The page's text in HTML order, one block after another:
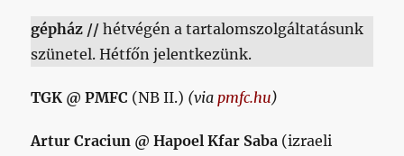
gépház // hétvégén a tartalomszolgáltatásunk
szünetel. Hétfőn jelentkezünk.
TGK @ PMFC (NB II.) (viapmfc.hu)
Artur Craciun @ Hapoel Kfar Saba (izraeli